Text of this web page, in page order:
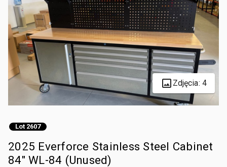
Zdjęcia: 4
Lot 2607
2025 Everforce Stainless Steel Cabinet
84" WL-84 (Unused)